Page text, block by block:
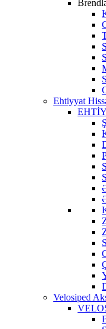
Ehtiyyat
Velosiped